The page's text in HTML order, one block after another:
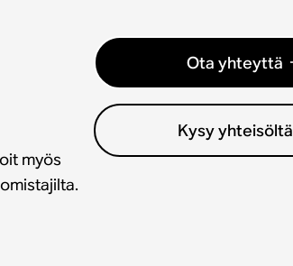
myös
Ota yhteyttä
Kysy yhteisöltä